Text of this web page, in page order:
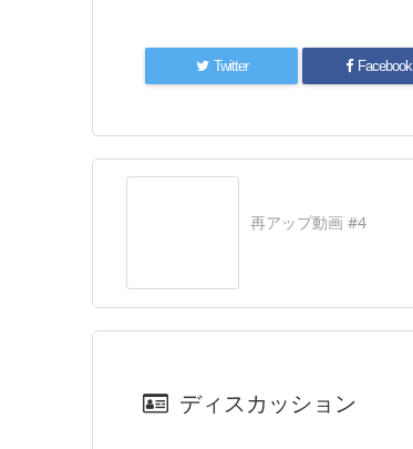
Twitter Facebook
再アップ動画 #4
ディスカッション